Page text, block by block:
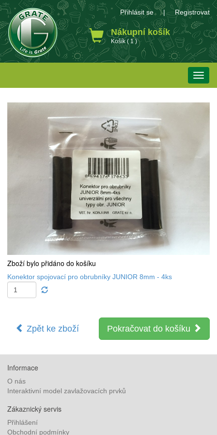
Přihlásit se | Registrovat
Nákupní košík
Košík ( 1 )
Toggle
Zboží bylo přidáno do košíku
Konektor spojovací pro obrubníky JUNIOR 8mm - 4ks
Zpět ke zboží Pokračovat do košíku
Informace
O nás
Interaktivní model zavlažovacích prvků
Zákaznický servis
Přihlášení
Obchodní podmínky